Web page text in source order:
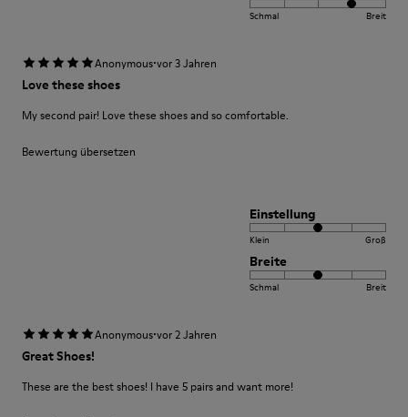
Schmal Breit
Anonymous·vor 3 Jahren
Love these shoes
My second pair! Love these shoes and so comfortable.
Bewertung übersetzen
Einstellung
Klein Groß
Breite
Schmal Breit
Anonymous·vor 2 Jahren
Great Shoes!
These are the best shoes! I have 5 pairs and want more!